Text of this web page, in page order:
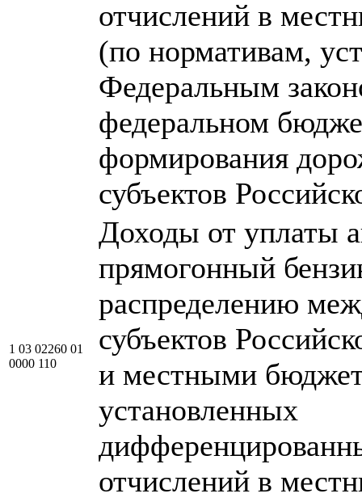
отчислений в
(по нормативам,
Федеральным
федеральном
формирования
субъектов
1 03 02260 01
0000 110
Доходы от уплаты
прямогонный
распределению
субъектов
и местными
установленных
отчислений в